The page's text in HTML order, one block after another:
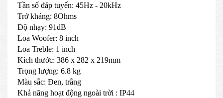
Tần số đáp tuyến: 45Hz - 20kHz
Trở kháng: 8Ohms
Độ nhạy: 91dB
Loa Woofer: 8 inch
Loa Treble: 1 inch
Kích thước: 386 x 282 x 219mm
Trọng lượng: 6.8 kg
Màu sắc: Đen, trắng
Khả năng hoạt động ngoài trời : IP44